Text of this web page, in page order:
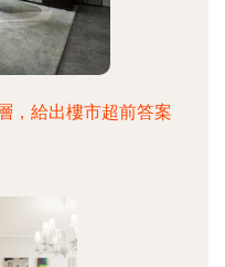
，給出樓市超前答案